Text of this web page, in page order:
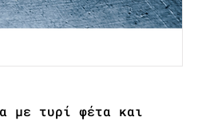
με τυρί φέτα και